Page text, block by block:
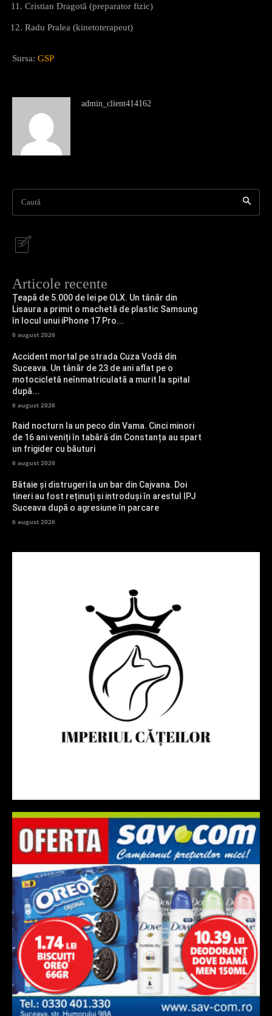
Cristian Dragotă (preparator fizic)
Radu Pralea (kinetoterapeut)
Sursa: GSP
admin_client414162
Caută
Articole recente
Țeapă de 5.000 de lei pe OLX. Un tânăr din
Lisaura a primit o machetă de plastic Samsung
în locul unui iPhone 17 Pro...
6 august 2026
Accident mortal pe strada Cuza Vodă din
Suceava. Un tânăr de 23 de ani aflat pe o
motocicletă neînmatriculată a murit la spital
după...
6 august 2026
Raid nocturn la un peco din Vama. Cinci minori
de 16 ani veniți în tabără din Constanța au spart
un frigider cu băuturi
6 august 2026
Bătaie și distrugeri la un bar din Cajvana. Doi
tineri au fost reținuți și introduși în arestul IPJ
Suceava după o agresiune în parcare
6 august 2026